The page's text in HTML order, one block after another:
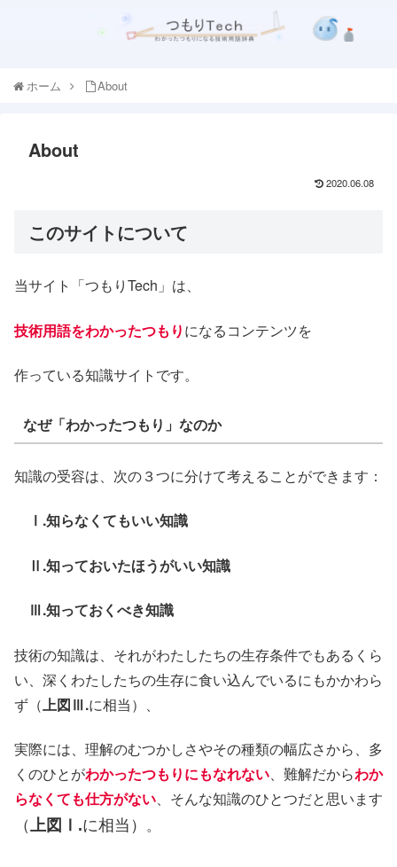
ホーム About
About
2020.06.08
このサイトについて
当サイト「つもりTech」は、
技術用語をわかったつもりになるコンテンツを
作っている知識サイトです。
なぜ「わかったつもり」なのか
知識の受容は、次の３つに分けて考えることができます：
Ⅰ.知らなくてもいい知識
Ⅱ.知っておいたほうがいい知識
Ⅲ.知っておくべき知識
技術の知識は、それがわたしたちの生存条件でもあるくら
い、深くわたしたちの生存に食い込んでいるにもかかわら
ず（上図Ⅲ.に相当）、
実際には、理解のむつかしさやその種類の幅広さから、多
くのひとがわかったつもりにもなれない、難解だからわか
らなくても仕方がない、そんな知識のひとつだと思います
（上図Ⅰ.に相当） 。